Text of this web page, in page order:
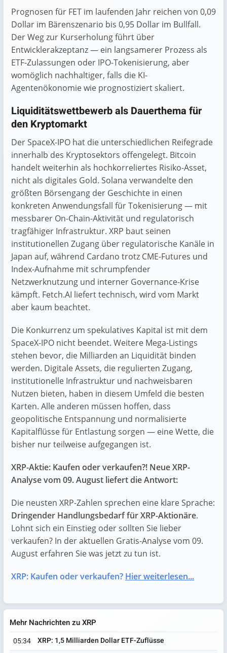
Prognosen für FET im laufenden Jahr reichen von 0,09
Dollar im Bärenszenario bis 0,95 Dollar im Bullfall.
Der Weg zur Kurserholung führt über
Entwicklerakzeptanz — ein langsamerer Prozess als
ETF-Zulassungen oder IPO-Tokenisierung, aber
womöglich nachhaltiger, falls die KI-
Agentenökonomie wie prognostiziert skaliert.
Liquiditätswettbewerb als Dauerthema für
den Kryptomarkt
Der SpaceX-IPO hat die unterschiedlichen Reifegrade
innerhalb des Kryptosektors offengelegt. Bitcoin
handelt weiterhin als hochkorreliertes Risiko-Asset,
nicht als digitales Gold. Solana verwandelte den
größten Börsengang der Geschichte in einen
konkreten Anwendungsfall für Tokenisierung — mit
messbarer On-Chain-Aktivität und regulatorisch
tragfähiger Infrastruktur. XRP baut seinen
institutionellen Zugang über regulatorische Kanäle in
Japan auf, während Cardano trotz CME-Futures und
Index-Aufnahme mit schrumpfender
Netzwerknutzung und interner Governance-Krise
kämpft. Fetch.AI liefert technisch, wird vom Markt
aber kaum beachtet.
Die Konkurrenz um spekulatives Kapital ist mit dem
SpaceX-IPO nicht beendet. Weitere Mega-Listings
stehen bevor, die Milliarden an Liquidität binden
werden. Digitale Assets, die regulierten Zugang,
institutionelle Infrastruktur und nachweisbaren
Nutzen bieten, haben in diesem Umfeld die besten
Karten. Alle anderen müssen hoffen, dass
geopolitische Entspannung und normalisierte
Kapitalflüsse für Entlastung sorgen — eine Wette, die
bisher nur teilweise aufgegangen ist.
XRP-Aktie: Kaufen oder verkaufen?! Neue XRP-
Analyse vom 09. August liefert die Antwort:
Die neusten XRP-Zahlen sprechen eine klare Sprache:
Dringender Handlungsbedarf für XRP-Aktionäre.
Lohnt sich ein Einstieg oder sollten Sie lieber
verkaufen? In der aktuellen Gratis-Analyse vom 09.
August erfahren Sie was jetzt zu tun ist.
XRP: Kaufen oder verkaufen? Hier weiterlesen...
Mehr Nachrichten zu XRP
05:34
XRP: 1,5 Milliarden Dollar ETF-Zuflüsse